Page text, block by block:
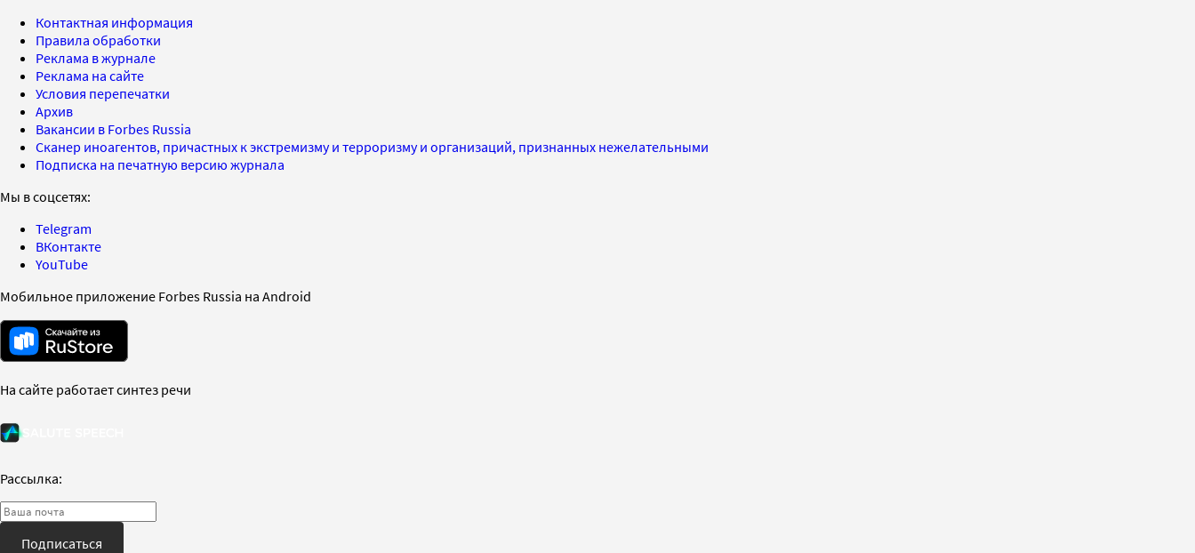
Контактная информация
Правила обработки
Реклама в журнале
Реклама на сайте
Условия перепечатки
Архив
Вакансии в Forbes Russia
Сканер иноагентов, причастных к экстремизму и терроризму и организаций, признанных нежелательными
Подписка на печатную версию журнала
Мы в соцсетях:
Telegram
ВКонтакте
YouTube
Мобильное приложение Forbes Russia на Android
На сайте работает синтез речи
Рассылка:
Подписаться